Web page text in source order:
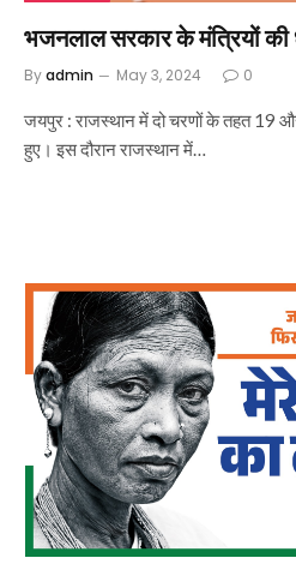
भजनलाल सरकार के मंत्रियों
Byadmin May 3, 2024 0
जयपुर : राजस्थान में दो चरणों के तहत 19
हुए। इस दौरान राजस्थान में…